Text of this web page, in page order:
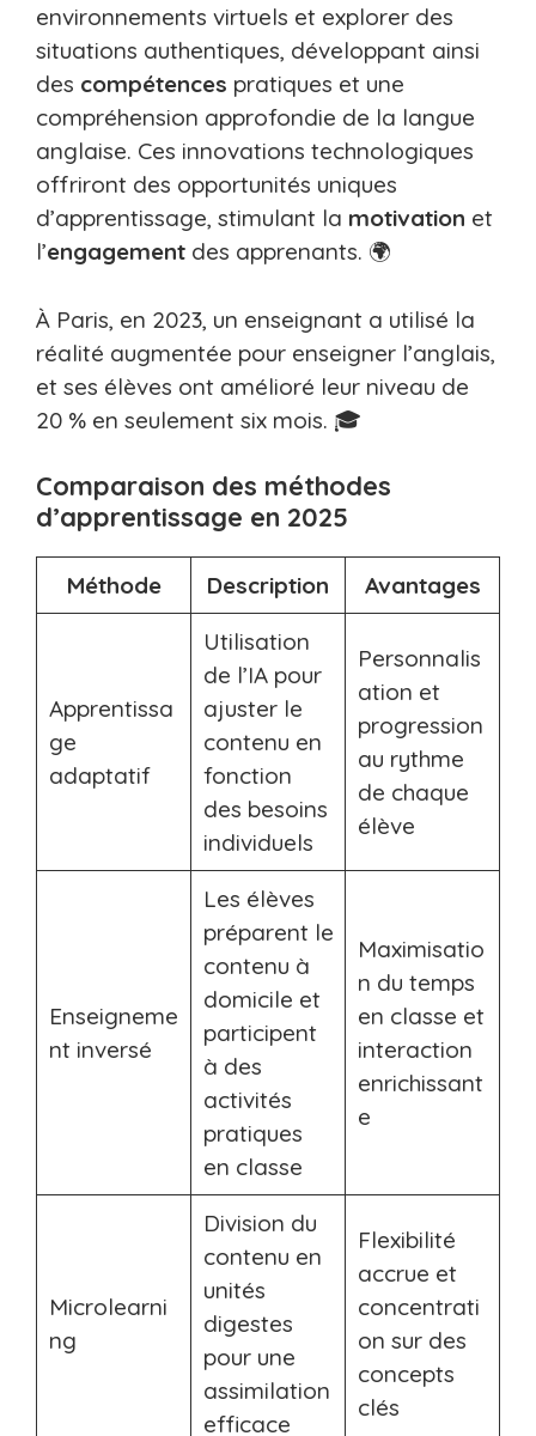
environnements virtuels et explorer des
situations authentiques, développant ainsi
des compétences pratiques et une
compréhension approfondie de la langue
anglaise. Ces innovations technologiques
offriront des opportunités uniques
d’apprentissage, stimulant la motivation et
l’engagement des apprenants. 🌍
À Paris, en 2023, un enseignant a utilisé la
réalité augmentée pour enseigner l’anglais,
et ses élèves ont amélioré leur niveau de
20 % en seulement six mois. 🎓
Comparaison des méthodes
d’apprentissage en 2025
Méthode Description Avantages
Apprentissa
ge
adaptatif
Utilisation
de l’IA pour
ajuster le
contenu en
fonction
des besoins
individuels
Personnalis
ation et
progression
au rythme
de chaque
élève
Enseigneme
nt inversé
Les élèves
préparent le
contenu à
domicile et
participent
à des
activités
pratiques
en classe
Maximisatio
n du temps
en classe et
interaction
enrichissant
e
Microlearni
ng
Division du
contenu en
unités
digestes
pour une
assimilation
efficace
Flexibilité
accrue et
concentrati
on sur des
concepts
clés